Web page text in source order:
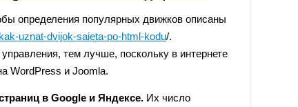
определения популярных движков описаны
uznat-dvijok-saieta-po-html-kodu/.
тем лучше, поскольку в интернете
WordPress и Joomla.
в Google и Яндексе. Их число